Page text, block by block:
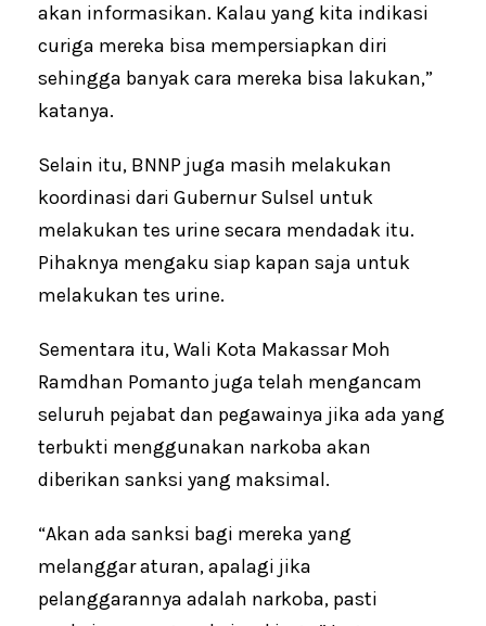
akan informasikan. Kalau yang kita indikasi
curiga mereka bisa mempersiapkan diri
sehingga banyak cara mereka bisa lakukan,”
katanya.
Selain itu, BNNP juga masih melakukan
koordinasi dari Gubernur Sulsel untuk
melakukan tes urine secara mendadak itu.
Pihaknya mengaku siap kapan saja untuk
melakukan tes urine.
Sementara itu, Wali Kota Makassar Moh
Ramdhan Pomanto juga telah mengancam
seluruh pejabat dan pegawainya jika ada yang
terbukti menggunakan narkoba akan
diberikan sanksi yang maksimal.
“Akan ada sanksi bagi mereka yang
melanggar aturan, apalagi jika
pelanggarannya adalah narkoba, pasti